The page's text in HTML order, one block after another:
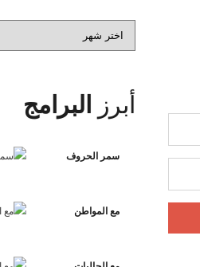
الأرشيف
أبرز البرامج
سمر الحروف
مع المواطن